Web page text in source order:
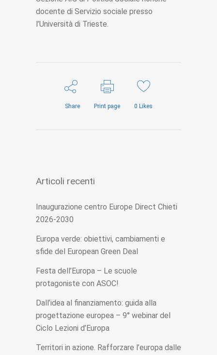
docente di Servizio sociale presso
l’Università di Trieste.
Share Print page 0 Likes
Articoli recenti
Inaugurazione centro Europe Direct Chieti
2026-2030
Europa verde: obiettivi, cambiamenti e
sfide del European Green Deal
Festa dell’Europa – Le scuole
protagoniste con ASOC!
Dall’idea al finanziamento: guida alla
progettazione europea – 9° webinar del
Ciclo Lezioni d’Europa
Territori in azione. Rafforzare l’europa dalle